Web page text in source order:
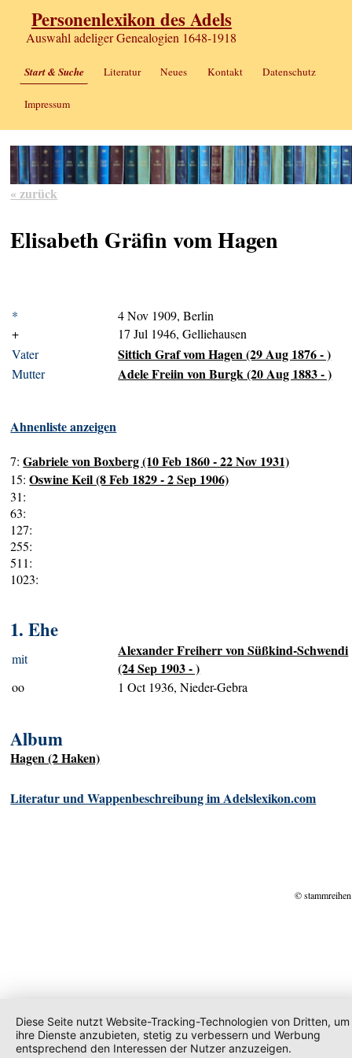
Personenlexikon des Adels
Auswahl adeliger Genealogien 1648-1918
Start & Suche Literatur Neues Kontakt Datenschutz
Impressum
« zurück
Elisabeth Gräfin vom Hagen
*
4 Nov 1909, Berlin
+
17 Jul 1946, Gelliehausen
Vater
Sittich Graf vom Hagen (29 Aug 1876 - )
Mutter Adele Freiin von Burgk (20 Aug 1883 - )
Ahnenliste anzeigen
7:Gabriele von Boxberg (10 Feb 1860 - 22 Nov 1931)
15:Oswine Keil (8 Feb 1829 - 2 Sep 1906)
31:
63:
127:
255:
511:
1023:
1. Ehe
mit
Alexander Freiherr von Süßkind-Schwendi
(24 Sep 1903 - )
oo 1 Oct 1936, Nieder-Gebra
Album
Hagen (2 Haken)
Literatur und Wappenbeschreibung im Adelslexikon.com
©
Diese Seite nutzt Website-Tracking-Technologien von Dritten, um
ihre Dienste anzubieten, stetig zu verbessern und Werbung
entsprechend den Interessen der Nutzer anzuzeigen.